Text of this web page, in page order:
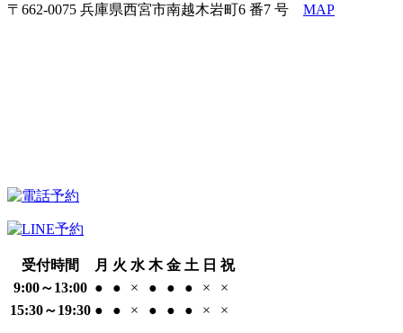
〒662-0075 兵庫県西宮市南越木岩町6 番7 号 MAP
受付時間 月 火 水 木 金 土 日 祝
9:00～13:00 ● ● × ● ● ● ×
×
15:30～19:30 ● ● × ● ● ● × ×